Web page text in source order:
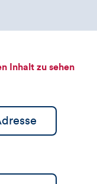
sehen
Inhalt zu sehen